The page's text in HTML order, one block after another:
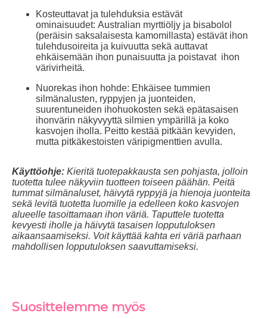
Kosteuttavat ja tulehduksia estävät
ominaisuudet: Australian myrttiöljy ja bisabolol
(peräisin saksalaisesta kamomillasta) estävät ihon
tulehdusoireita ja kuivuutta sekä auttavat
ehkäisemään ihon punaisuutta ja poistavat ihon
värivirheitä.
Nuorekas ihon hohde: Ehkäisee tummien
silmänalusten, ryppyjen ja juonteiden,
suurentuneiden ihohuokosten sekä epätasaisen
ihonvärin näkyvyyttä silmien ympärillä ja koko
kasvojen iholla. Peitto kestää pitkään kevyiden,
mutta pitkäkestoisten väripigmenttien avulla.
Käyttöohje: Kieritä tuotepakkausta sen pohjasta, jolloin
tuotetta tulee näkyviin tuotteen toiseen päähän. Peitä
tummat silmänaluset, häivytä ryppyjä ja hienoja juonteita
sekä levitä tuotetta luomille ja edelleen koko kasvojen
alueelle tasoittamaan ihon väriä. Taputtele tuotetta
kevyesti iholle ja häivytä tasaisen lopputuloksen
aikaansaamiseksi. Voit käyttää kahta eri väriä parhaan
mahdollisen lopputuloksen saavuttamiseksi.
Suosittelemme myös